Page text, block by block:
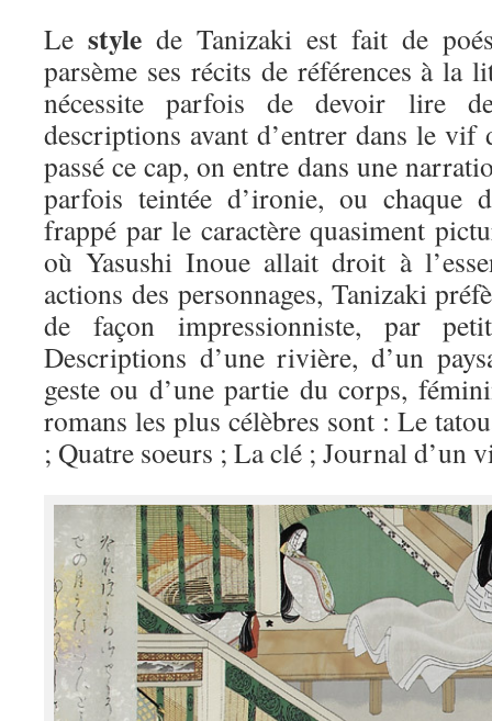
Le style de Tanizaki est fait de
parsème ses récits de références à la
nécessite parfois de devoir lire
descriptions avant d’entrer dans le
passé ce cap, on entre dans une
parfois teintée d’ironie, ou chaque
frappé par le caractère quasiment
où Yasushi Inoue allait droit à
actions des personnages, Tanizaki
de façon impressionniste, par
Descriptions d’une rivière, d’un
geste ou d’une partie du corps,
romans les plus célèbres sont : Le
; Quatre soeurs ; La clé ; Journal d’un